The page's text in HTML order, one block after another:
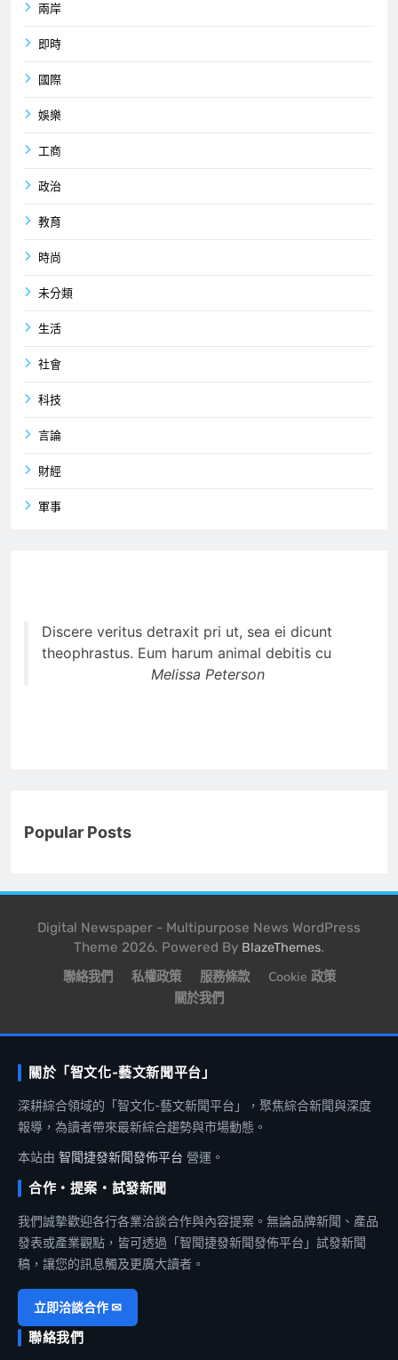
兩岸
即時
國際
娛樂
工商
政治
教育
時尚
未分類
生活
社會
科技
言論
財經
軍事
Discere veritus detraxit pri ut, sea ei dicunt
theophrastus. Eum harum animal debitis cu
Melissa Peterson
Popular Posts
Digital Newspaper - Multipurpose News WordPress
Theme 2026. Powered By BlazeThemes.
聯絡我們 私權政策 服務條款
Cookie 政策
關於我們
關於「智文化-藝文新聞平台」
深耕綜合領域的「智文化-藝文新聞平台」，聚焦綜合新聞與深度
報導，為讀者帶來最新綜合趨勢與市場動態。
本站由 智聞捷發新聞發佈平台 營運。
合作・提案・試發新聞
我們誠摯歡迎各行各業洽談合作與內容提案。無論品牌新聞、產品
發表或產業觀點，皆可透過「智聞捷發新聞發佈平台」試發新聞
稿，讓您的訊息觸及更廣大讀者。
立即洽談合作 ✉
聯絡我們